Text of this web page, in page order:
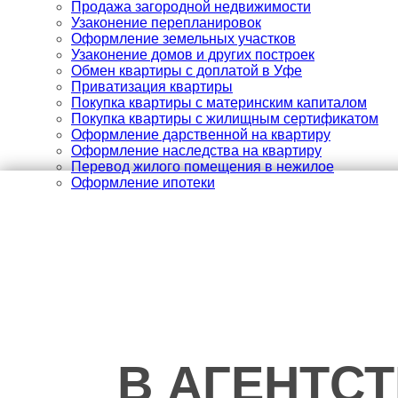
Продажа загородной недвижимости
Узаконение перепланировок
Оформление земельных участков
Узаконение домов и других построек
Обмен квартиры с доплатой в Уфе
Приватизация квартиры
Покупка квартиры с материнским капиталом
Покупка квартиры с жилищным сертификатом
Оформление дарственной на квартиру
Оформление наследства на квартиру
Перевод жилого помещения в нежилое
Оформление ипотеки
В